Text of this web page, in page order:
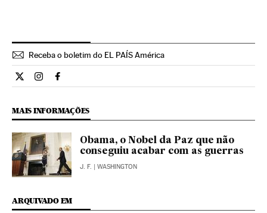
Receba o boletim do EL PAÍS América
Internacional El País Brasil en Twitter
Internacional El País Brasil en Instagram
Internacional El País Brasil en Facebook
MAIS INFORMAÇÕES
Obama, o Nobel da Paz que não
conseguiu acabar com as guerras
J. F. | WASHINGTON
ARQUIVADO EM